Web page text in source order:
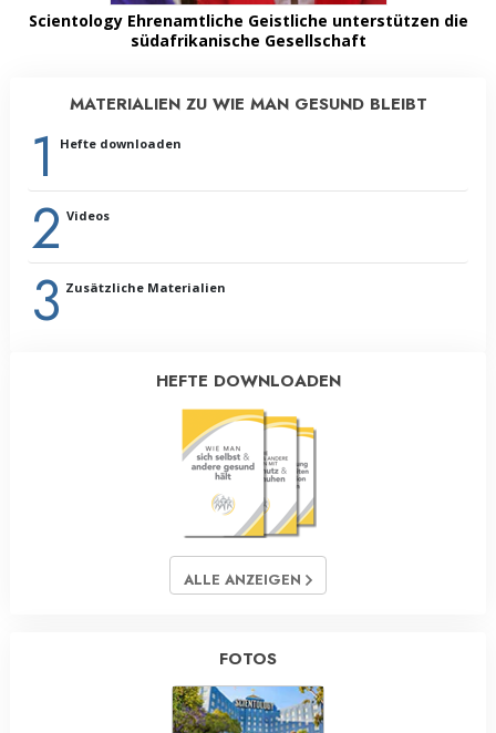
Scientology Ehrenamtliche Geistliche unterstützen die
südafrikanische Gesellschaft
MATERIALIEN ZU WIE MAN GESUND BLEIBT
1 Hefte downloaden
2 Videos
3 Zusätzliche Materialien
HEFTE DOWNLOADEN
ALLE ANZEIGEN
FOTOS